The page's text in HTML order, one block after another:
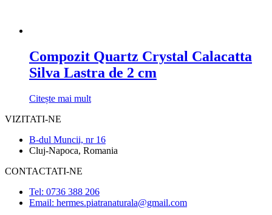
Compozit Quartz Crystal Calacatta
Silva Lastra de 2 cm
Citește mai mult
VIZITATI-NE
B-dul Muncii, nr 16
Cluj-Napoca, Romania
CONTACTATI-NE
Tel: 0736 388 206
Email: hermes.piatranaturala@gmail.com